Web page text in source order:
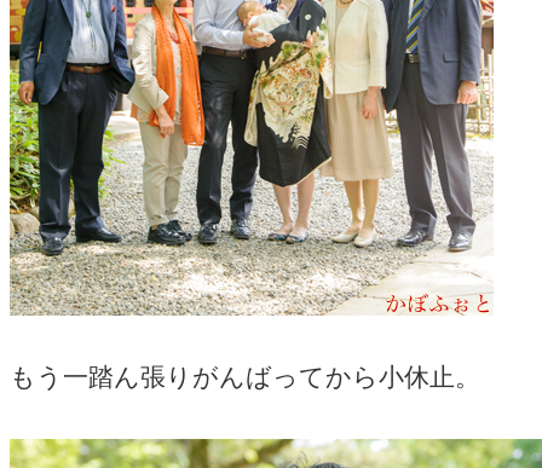
もう一踏ん張りがんばってから小休止。